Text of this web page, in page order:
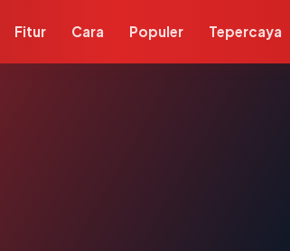
Fitur Cara Populer Tepercaya